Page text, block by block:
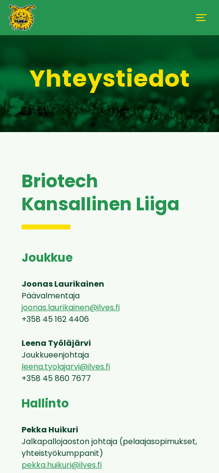
Yhteystiedot
Briotech
Kansallinen Liiga
Joukkue
Joonas Laurikainen
Päävalmentaja
joonas.laurikainen@ilves.fi
+358 45 162 4406
Leena Työläjärvi
Joukkueenjohtaja
leena.tyolajarvi@ilves.fi
+358 45 860 7677
Hallinto
Pekka Huikuri
Jalkapallojaoston johtaja (pelaajasopimukset,
yhteistyökumppanit)
pekka.huikuri@ilves.fi